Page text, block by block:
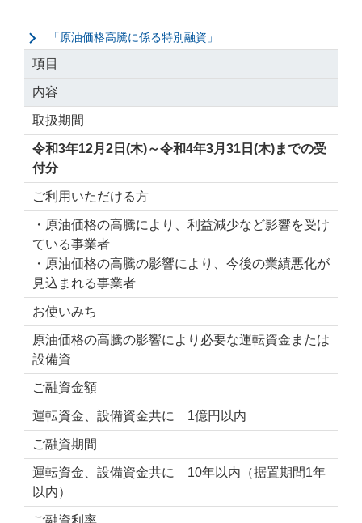
「原油価格高騰に係る特別融資」
項目
内容
取扱期間
令和3年12月2日(木)～令和4年3月31日(木)までの受
付分
ご利用いただける方
・原油価格の高騰により、利益減少など影響を受け
ている事業者
・原油価格の高騰の影響により、今後の業績悪化が
見込まれる事業者
お使いみち
原油価格の高騰の影響により必要な運転資金または
設備資
ご融資金額
運転資金、設備資金共に 1億円以内
ご融資期間
運転資金、設備資金共に 10年以内（据置期間1年
以内）
ご融資利率